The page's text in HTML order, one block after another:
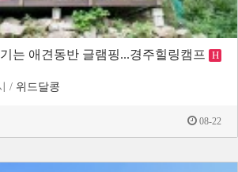
는 애견동반 글램핑...경주힐링캠프 H
/ 위드달콩
08-22